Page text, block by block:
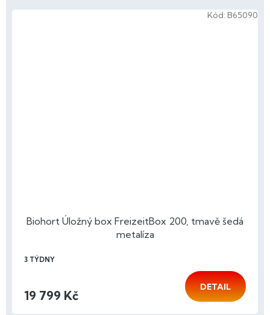
Biohort Úložný box FreizeitBox 200, tmavě šedá
metalíza
3 TÝDNY
19 799 Kč
DETAIL
Kód: B65090